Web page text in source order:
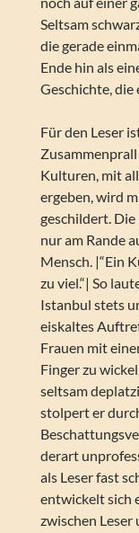
Seltsam
die gerade
Ende hin als
Geschichte, die
Für den Leser
Kulturen, mit
ergeben, wird
geschildert.
nur am Rande
Mensch. |“Ein
zu viel.“| So
Istanbul stets
eiskaltes
Frauen mit
Finger zu
seltsam
stolpert er
derart
als Leser fast
entwickelt sich
zwischen